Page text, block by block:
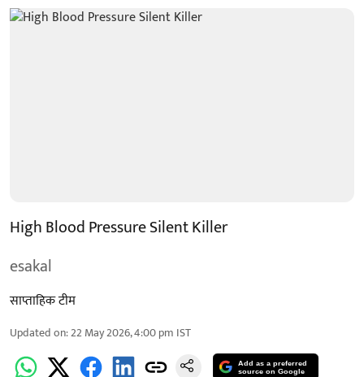
High Blood Pressure Silent Killer
esakal
साप्ताहिक टीम
Updated on:22 May 2026, 4:00 pm IST
Add as a preferred
source on Google